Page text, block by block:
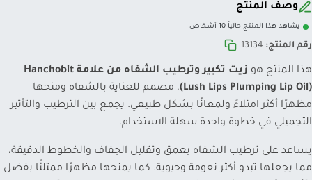
وصف المنتج
يشاهد هذا المنتج حالياً 10 أشخاص
رقم المنتج: 13134
هذا المنتج هو
زيت تكبير وترطيب الشفاه من علامة Hanchobit
(Lush Lips Plumping Lip Oil)، مصمم للعناية بالشفاه ومنحها
مظهرًا أكثر امتلاءً ولمعانًا بشكل طبيعي. يجمع بين الترطيب والتأثير
التجميلي في خطوة واحدة سهلة الاستخدام.
يساعد على ترطيب الشفاه بعمق وتقليل الجفاف والخطوط الدقيقة،
مما يجعلها تبدو أكثر نعومة وحيوية. كما يمنحها مظهرًا ممتلئًا بفضل